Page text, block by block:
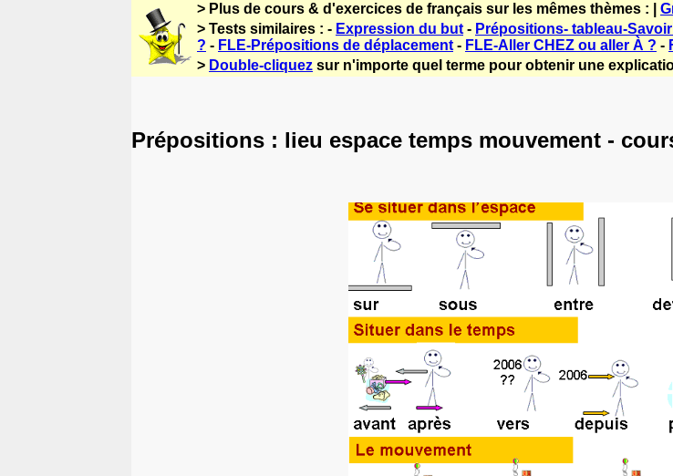
> Plus de cours & d'exercices de français sur les mêmes thèmes : |
> Tests similaires : - Expression du but - Prépositions- tableau-
? - FLE-Prépositions de déplacement - FLE-Aller CHEZ ou aller À ? -
> Double-cliquez sur n'importe quel terme pour obtenir une
Prépositions : lieu espace temps mouvement -